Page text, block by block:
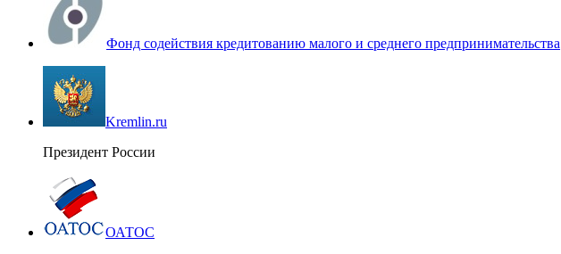
Фонд содействия кредитованию малого и среднего предпринимательства
Kremlin.ru
Президент России
ОАТОС